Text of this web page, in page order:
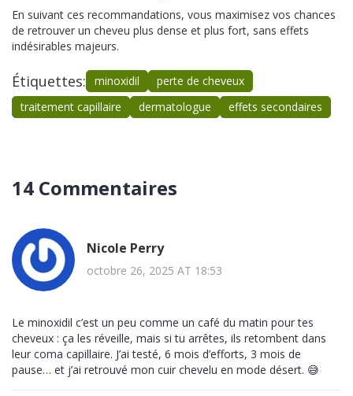
En suivant ces recommandations, vous maximisez vos chances
de retrouver un cheveu plus dense et plus fort, sans effets
indésirables majeurs.
Étiquettes: minoxidil
perte de cheveux
traitement capillaire
dermatologue effets secondaires
14 Commentaires
Nicole Perry
octobre 26, 2025 AT 18:53
Le minoxidil c’est un peu comme un café du matin pour tes
cheveux : ça les réveille, mais si tu arrêtes, ils retombent dans
leur coma capillaire. J’ai testé, 6 mois d’efforts, 3 mois de
pause… et j’ai retrouvé mon cuir chevelu en mode désert. 😅